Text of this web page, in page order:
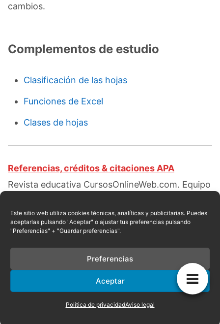
Este sitio web utiliza cookies técnicas, analíticas y publicitarias. Puedes
aceptarlas pulsando "Aceptar" o ajustar tus preferencias pulsando
"Preferencias" + "Guardar preferencias".
Aceptar
Preferencias
Política de privacidadAviso legal
cambios.
Complementos de estudio
Clasificación de las hojas
Funciones de Excel
Clases de hojas
Referencias, créditos & citaciones APA
Revista educativa CursosOnlineWeb.com. Equipo
Hojas de Cálculo. Escrito por:Robert de León.
Obtenido en fecha 08, 2026, desde el sitio web:
https://cursosonlineweb.com/hojas-de-
calculo.html
Privacidad|Referencias|Mapa|Contacto